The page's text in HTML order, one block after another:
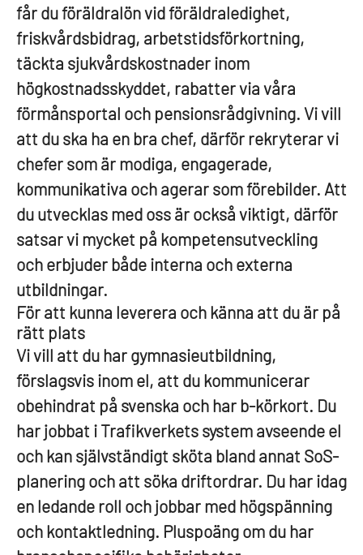
får du föräldralön vid föräldraledighet,
friskvårdsbidrag, arbetstidsförkortning,
täckta sjukvårdskostnader inom
högkostnadsskyddet, rabatter via våra
förmånsportal och pensionsrådgivning. Vi vill
att du ska ha en bra chef, därför rekryterar vi
chefer som är modiga, engagerade,
kommunikativa och agerar som förebilder. Att
du utvecklas med oss är också viktigt, därför
satsar vi mycket på kompetensutveckling
och erbjuder både interna och externa
utbildningar.
För att kunna leverera och känna att du är på
rätt plats
Vi vill att du har gymnasieutbildning,
förslagsvis inom el, att du kommunicerar
obehindrat på svenska och har b-körkort. Du
har jobbat i Trafikverkets system avseende el
och kan självständigt sköta bland annat SoS-
planering och att söka driftordrar. Du har idag
en ledande roll och jobbar med högspänning
och kontaktledning. Pluspoäng om du har